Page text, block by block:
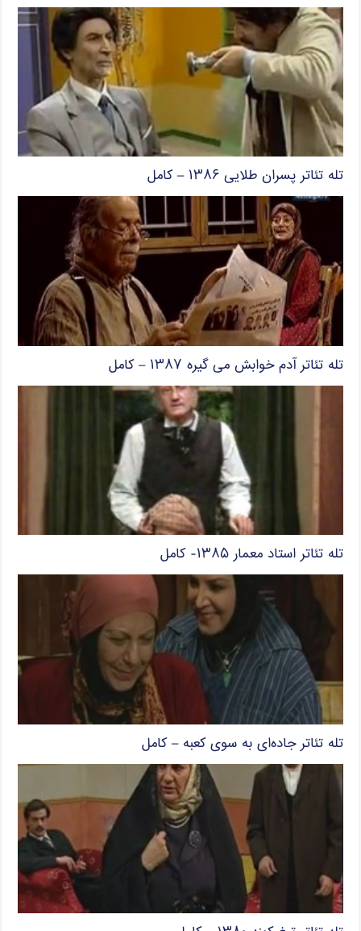
تله تئاتر پسران طلایی ۱۳۸۶ – کامل
تله تئاتر آدم خوابش می گیره ۱۳۸۷ – کامل
تله تئاتر استاد معمار ۱۳۸۵- کامل
تله تئاتر جاده‌ای به سوی کعبه – کامل